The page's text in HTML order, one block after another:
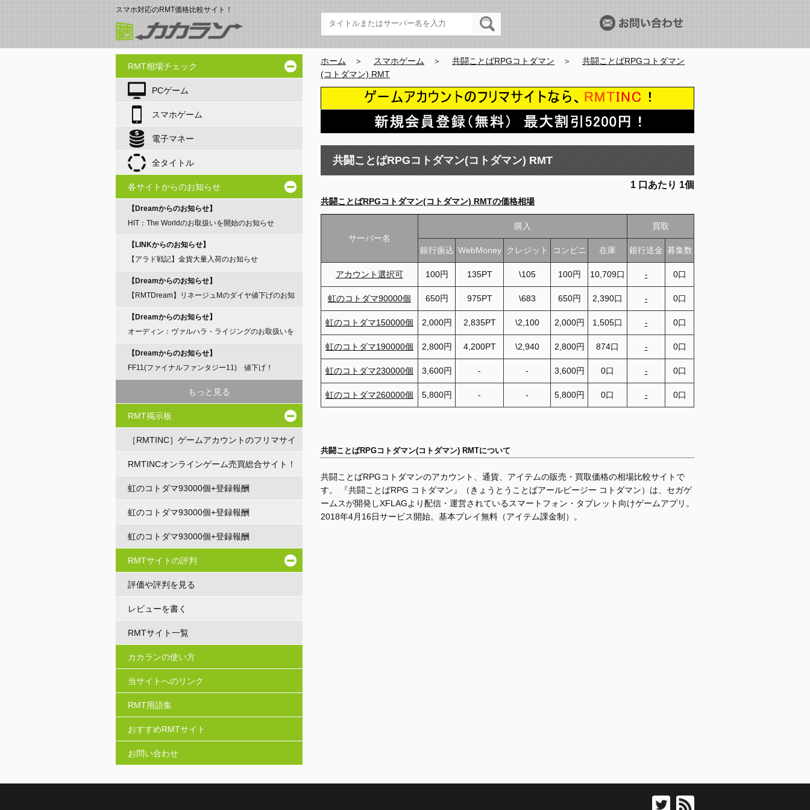
スマホ対応のRMT価格比較サイト！
RMT相場チェック
PCゲーム
スマホゲーム
電子マネー
全タイトル
各サイトからのお知らせ
【Dreamからのお知らせ】
HIT：The Worldのお取扱いを開始のお知らせ
【LINKからのお知らせ】
【アラド戦記】金貨大量入荷のお知らせ
【Dreamからのお知らせ】
【RMTDream】リネージュMのダイヤ値下げのお知
【Dreamからのお知らせ】
オーディン：ヴァルハラ・ライジングのお取扱いを
【Dreamからのお知らせ】
FF11(ファイナルファンタジー11) 値下げ！
もっと見る
RMT掲示板
［RMTINC］ゲームアカウントのフリマサイ
ト
RMTINCオンラインゲーム売買総合サイト！
虹のコトダマ93000個+登録報酬
虹のコトダマ93000個+登録報酬
虹のコトダマ93000個+登録報酬
RMTサイトの評判
評価や評判を見る
レビューを書く
RMTサイト一覧
カカランの使い方
当サイトへのリンク
RMT用語集
おすすめRMTサイト
お問い合わせ
ホーム ＞ スマホゲーム ＞ 共闘ことばRPGコトダマン ＞ 共闘ことばRPGコトダマン
(コトダマン) RMT
共闘ことばRPGコトダマン(コトダマン) RMT
1 口あたり 1個
共闘ことばRPGコトダマン(コトダマン) RMTの価格相場
サーバー名
購入 買取
銀行振込 WebMoney クレジット コンビニ 在庫 銀行送金 募集数
アカウント選択可 100円 135PT \105 100円 10,709口 - 0口
虹のコトダマ90000個 650円 975PT \683 650円 2,390口 - 0口
虹のコトダマ150000個 2,000円 2,835PT \2,100 2,000円 1,505口 - 0口
虹のコトダマ190000個 2,800円 4,200PT \2,940 2,800円 874口 - 0口
虹のコトダマ230000個 3,600円 - - 3,600円 0口 - 0口
虹のコトダマ260000個 5,800円 - - 5,800円 0口 - 0口
共闘ことばRPGコトダマン(コトダマン) RMTについて
共闘ことばRPGコトダマンのアカウント、通貨、アイテムの販売・買取価格の相場比較サイトで
す。 『共闘ことばRPG コトダマン』（きょうとうことばアールピージー コトダマン）は、セガゲ
ームスが開発しXFLAGより配信・運営されているスマートフォン・タブレット向けゲームアプリ。
2018年4月16日サービス開始。基本プレイ無料（アイテム課金制）。